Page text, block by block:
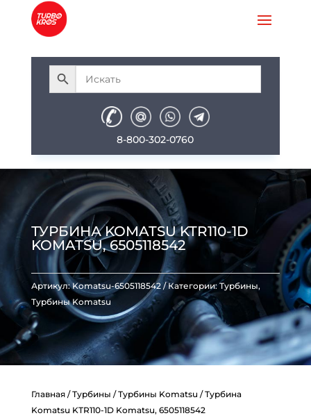
8-800-302-0760
ТУРБИНА KOMATSU KTR110-1D
KOMATSU, 6505118542
Артикул:Komatsu-6505118542 Категории:Турбины,
Турбины Komatsu
Главная/Турбины /Турбины Komatsu / Турбина
Komatsu KTR110-1D Komatsu, 6505118542